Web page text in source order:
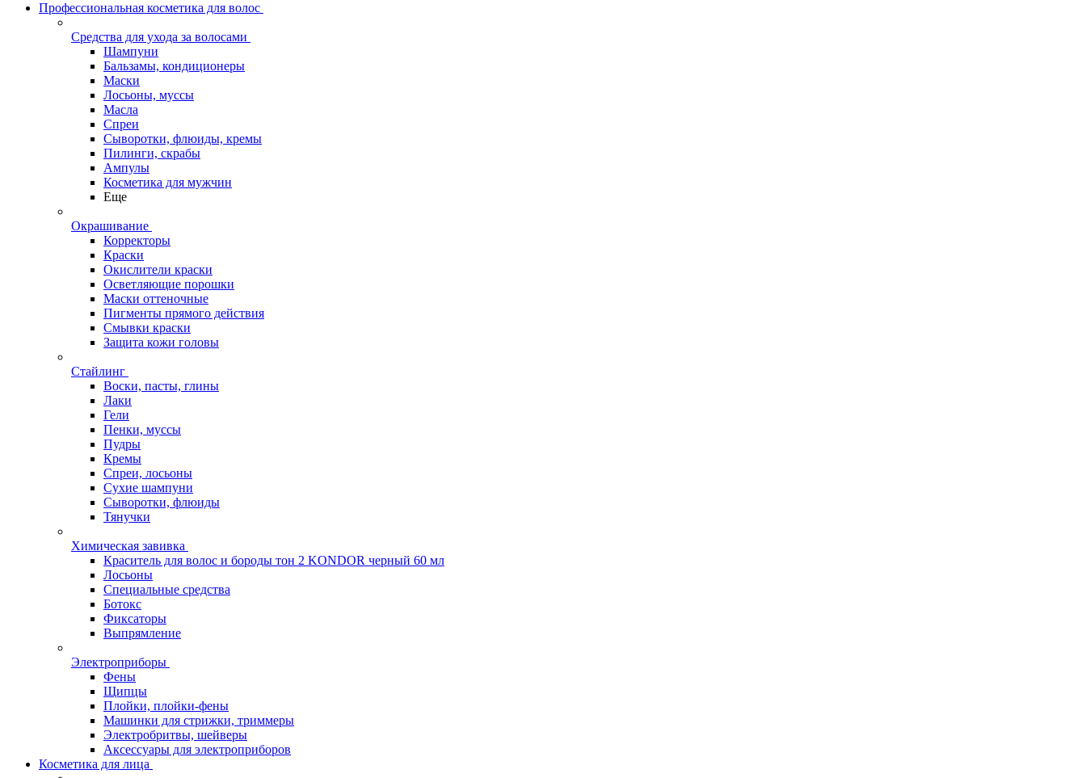
Профессиональная косметика для волос
Средства для ухода за волосами
Шампуни
Бальзамы, кондиционеры
Маски
Лосьоны, муссы
Масла
Спреи
Сыворотки, флюиды, кремы
Пилинги, скрабы
Ампулы
Косметика для мужчин
Еще
Окрашивание
Корректоры
Краски
Окислители краски
Осветляющие порошки
Маски оттеночные
Пигменты прямого действия
Смывки краски
Защита кожи головы
Стайлинг
Воски, пасты, глины
Лаки
Гели
Пенки, муссы
Пудры
Кремы
Спреи, лосьоны
Сухие шампуни
Сыворотки, флюиды
Тянучки
Химическая завивка
Краситель для волос и бороды тон 2 KONDOR черный 60 мл
Лосьоны
Специальные средства
Ботокс
Фиксаторы
Выпрямление
Электроприборы
Фены
Щипцы
Плойки, плойки-фены
Машинки для стрижки, триммеры
Электробритвы, шейверы
Аксессуары для электроприборов
Косметика для лица